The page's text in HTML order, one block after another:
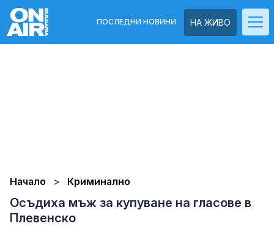
НА ЖИВО
ПОСЛЕДНИ НОВИНИ
Начало Криминално
Осъдиха мъж за купуване на гласове в
Плевенско